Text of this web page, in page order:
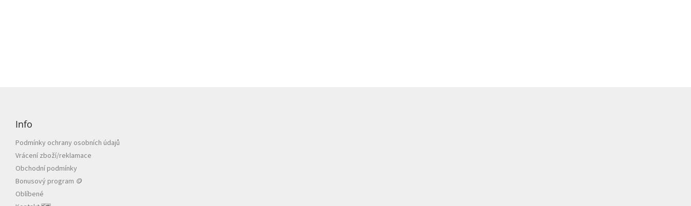
Info
Podmínky ochrany osobních údajů
Vrácení zboží/reklamace
Obchodní podmínky
Bonusový program 🪙
Oblíbené